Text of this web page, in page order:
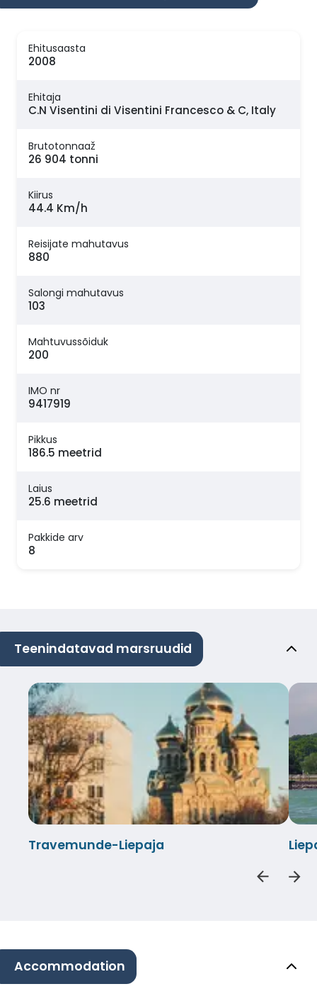
Ehitusaasta
2008
Ehitaja
C.N Visentini di Visentini Francesco & C, Italy
Brutotonnaaž
26 904 tonni
Kiirus
44.4 Km/h
Reisijate mahutavus
880
Salongi mahutavus
103
Mahtuvussõiduk
200
IMO nr
9417919
Pikkus
186.5 meetrid
Laius
25.6 meetrid
Pakkide arv
8
Teenindatavad marsruudid
Travemunde-Liepaja
Accommodation